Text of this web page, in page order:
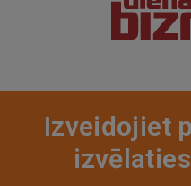
Izveidojiet